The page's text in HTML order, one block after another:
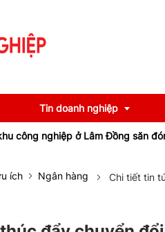
Tin doanh nghiệp
Tin tức
Doanh nghiệp tiêu biểu
ở Lâm Đồng săn đón Lào Cai:
ích Ngân hàng Chi tiết tin